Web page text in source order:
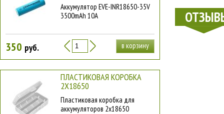
Аккумулятор EVE-INR18650-35V
3500mAh 10А
350 руб. в корзину
ПЛАСТИКОВАЯ КОРОБКА
2Х18650
Пластиковая коробка для
аккумуляторов 2х18650